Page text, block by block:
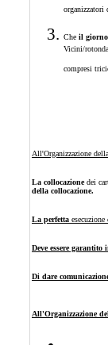
organizzatori
Che il
Vicini/
compresi
All'Organizzazione
La collocazionedei
della collocazione.
La perfetta
Deve essere
Di dare
All'Organizzazione